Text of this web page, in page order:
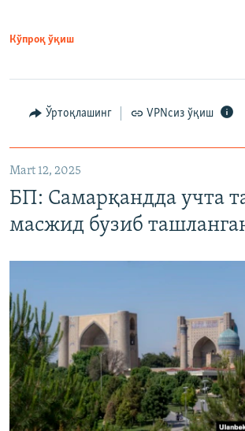
Кўпроқ ўқиш
Ўртоқлашинг VPNсиз ўқиш
Mart 12, 2025
БП: Самарқандда учта
масжид бузиб